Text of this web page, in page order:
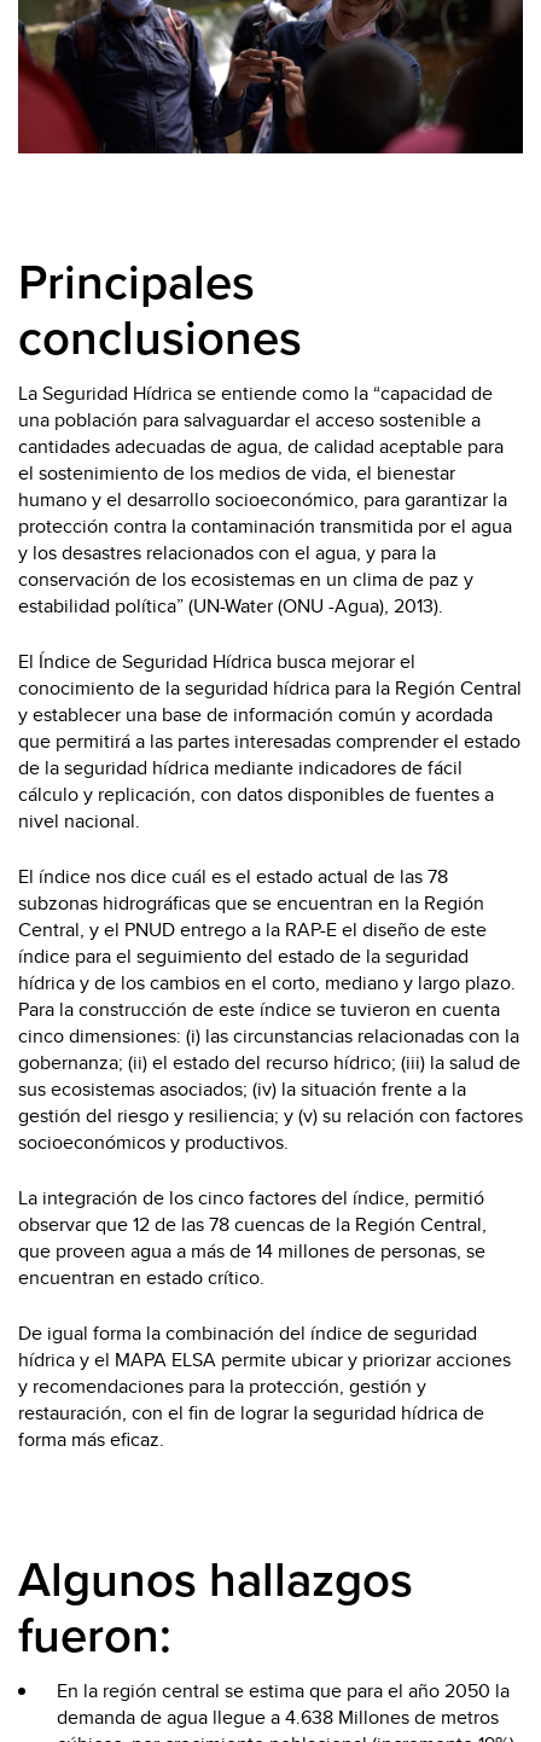
Principales
conclusiones
La Seguridad Hídrica se entiende como la “capacidad de
una población para salvaguardar el acceso sostenible a
cantidades adecuadas de agua, de calidad aceptable para
el sostenimiento de los medios de vida, el bienestar
humano y el desarrollo socioeconómico, para garantizar la
protección contra la contaminación transmitida por el agua
y los desastres relacionados con el agua, y para la
conservación de los ecosistemas en un clima de paz y
estabilidad política” (UN-Water (ONU -Agua), 2013).
El Índice de Seguridad Hídrica busca mejorar el
conocimiento de la seguridad hídrica para la Región Central
y establecer una base de información común y acordada
que permitirá a las partes interesadas comprender el estado
de la seguridad hídrica mediante indicadores de fácil
cálculo y replicación, con datos disponibles de fuentes a
nivel nacional. ​
El índice nos dice cuál es el estado actual de las 78
subzonas hidrográficas que se encuentran en la Región
Central, y el PNUD entrego a la RAP-E el diseño de este
índice para el seguimiento del estado de la seguridad
hídrica y de los cambios en el corto, mediano y largo plazo.
Para la construcción de este índice se tuvieron en cuenta
cinco dimensiones: (i) las circunstancias relacionadas con la
gobernanza; (ii) el estado del recurso hídrico; (iii) la salud de
sus ecosistemas asociados; (iv) la situación frente a la
gestión del riesgo y resiliencia; y (v) su relación con factores
socioeconómicos y productivos.
La integración de los cinco factores del índice, permitió
observar que 12 de las 78 cuencas de la Región Central,
que proveen agua a más de 14 millones de personas, se
encuentran en estado crítico.
De igual forma la combinación del índice de seguridad
hídrica y el MAPA ELSA permite ubicar y priorizar acciones
y recomendaciones para la protección, gestión y
restauración, con el fin de lograr la seguridad hídrica de
forma más eficaz.
Algunos hallazgos
fueron:
En la región central se estima que para el año 2050 la
demanda de agua llegue a 4.638 Millones de metros